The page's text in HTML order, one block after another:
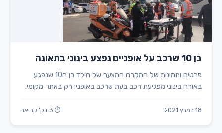
בן 10 שרכב על אופניים נפצע בינוני בתאונה
פרטים ותמונות של המקרה המצער של הילד בן ה10 שנפגע
באורח בינוני מפגיעת רכב בעת שרכב באופניו רק באתר מקומי.
18 במרץ 2021 ⏱ 3 דק' קריאה